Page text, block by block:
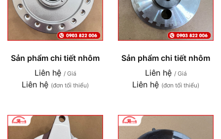
Sản phẩm chi tiết nhôm
Liên hệ / Giá
Liên hệ (đơn tối thiểu)
Sản phẩm chi tiết nhôm
Liên hệ / Giá
Liên hệ (đơn tối thiểu)